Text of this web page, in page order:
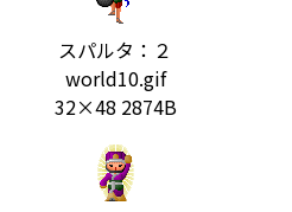
スパルタ：２
world10.gif
32×48 2874B